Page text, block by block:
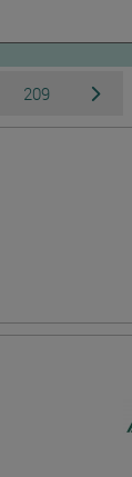
Seite
209 zur